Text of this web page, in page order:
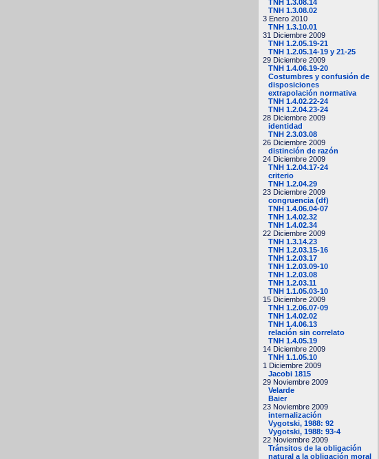
TNH 1.3.08.14
TNH 1.3.08.02
3 Enero 2010
TNH 1.3.10.01
31 Diciembre 2009
TNH 1.2.05.19-21
TNH 1.2.05.14-19 y 21-25
29 Diciembre 2009
TNH 1.4.06.19-20
Costumbres y confusión de
disposiciones
extrapolación normativa
TNH 1.4.02.22-24
TNH 1.2.04.23-24
28 Diciembre 2009
identidad
TNH 2.3.03.08
26 Diciembre 2009
distinción de razón
24 Diciembre 2009
TNH 1.2.04.17-24
criterio
TNH 1.2.04.29
23 Diciembre 2009
congruencia (df)
TNH 1.4.06.04-07
TNH 1.4.02.32
TNH 1.4.02.34
22 Diciembre 2009
TNH 1.3.14.23
TNH 1.2.03.15-16
TNH 1.2.03.17
TNH 1.2.03.09-10
TNH 1.2.03.08
TNH 1.2.03.11
TNH 1.1.05.03-10
15 Diciembre 2009
TNH 1.2.06.07-09
TNH 1.4.02.02
TNH 1.4.06.13
relación sin correlato
TNH 1.4.05.19
14 Diciembre 2009
TNH 1.1.05.10
1 Diciembre 2009
Jacobi 1815
29 Noviembre 2009
Velarde
Baier
23 Noviembre 2009
internalización
Vygotski, 1988: 92
Vygotski, 1988: 93-4
22 Noviembre 2009
Tránsitos de la obligación
natural a la obligación moral